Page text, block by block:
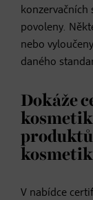
konzervačních
povoleny.
nebo
daného
Dokáže
V nabídce